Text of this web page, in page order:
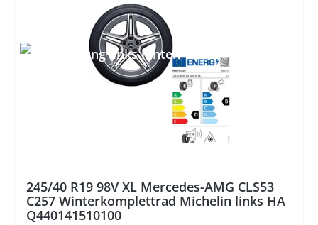
245/40 R19 98V XL Mercedes-AMG CLS53
C257 Winterkomplettrad Michelin links HA
Q440141510100